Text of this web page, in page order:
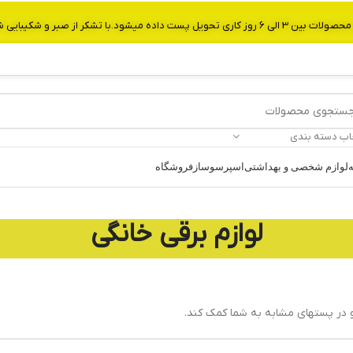
دسته بندی
لوازم شخصی و بهداشتی اسپرسوساز فروشگاه
لوازم برقی خانگی
در پستهای مشابه به شما کمک کند.
صبر و شکیبایی شما.شماره تماس:09907750029